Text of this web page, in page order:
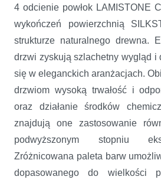
4 odcienie powłok LAMISTONE
wykończeń powierzchnią
strukturze naturalnego drewna.
drzwi zyskują szlachetny wygląd i
się w eleganckich aranżacjach.
drzwiom wysoką trwałość i
oraz działanie środków
znajdują one zastosowanie
podwyższonym stopniu
Zróżnicowana paleta barw
dopasowanego do wielkości